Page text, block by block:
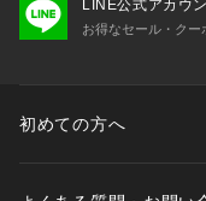
LINE公式アカウ
お得なセール・クー
初めての方へ